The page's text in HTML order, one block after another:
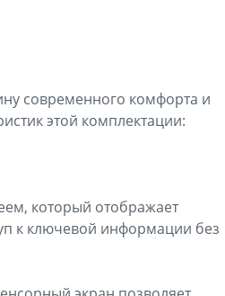
современного комфорта и
этой комплектации:
который отображает
к ключевой информации без